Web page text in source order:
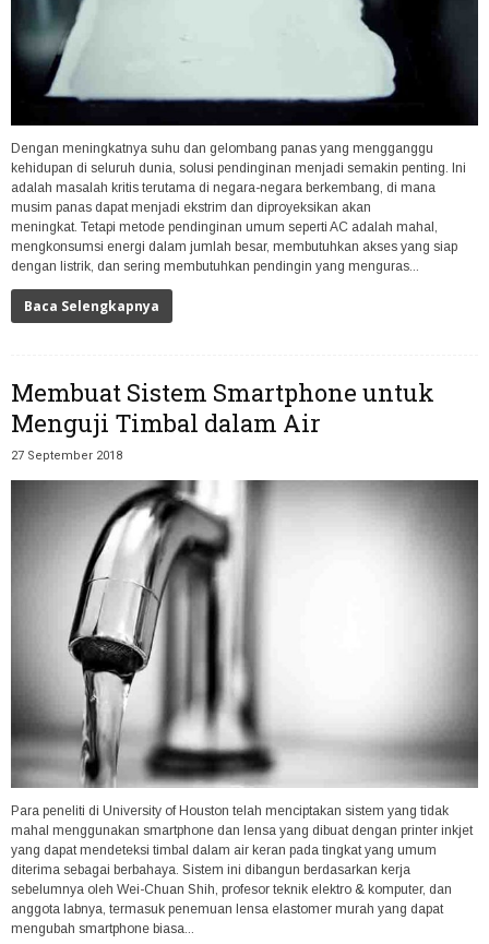
Dengan meningkatnya suhu dan gelombang panas yang mengganggu
kehidupan di seluruh dunia, solusi pendinginan menjadi semakin penting. Ini
adalah masalah kritis terutama di negara-negara berkembang, di mana
musim panas dapat menjadi ekstrim dan diproyeksikan akan
meningkat. Tetapi metode pendinginan umum seperti AC adalah mahal,
mengkonsumsi energi dalam jumlah besar, membutuhkan akses yang siap
dengan listrik, dan sering membutuhkan pendingin yang menguras...
Baca Selengkapnya
Membuat Sistem Smartphone untuk
Menguji Timbal dalam Air
27 September 2018
Para peneliti di University of Houston telah menciptakan sistem yang tidak
mahal menggunakan smartphone dan lensa yang dibuat dengan printer inkjet
yang dapat mendeteksi timbal dalam air keran pada tingkat yang umum
diterima sebagai berbahaya. Sistem ini dibangun berdasarkan kerja
sebelumnya oleh Wei-Chuan Shih, profesor teknik elektro & komputer, dan
anggota labnya, termasuk penemuan lensa elastomer murah yang dapat
mengubah smartphone biasa...